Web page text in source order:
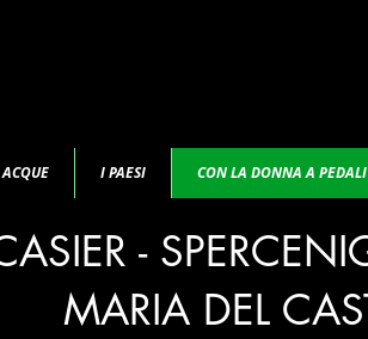
I PAESI CON LA DONNA A PEDALI
-
MARIA DEL